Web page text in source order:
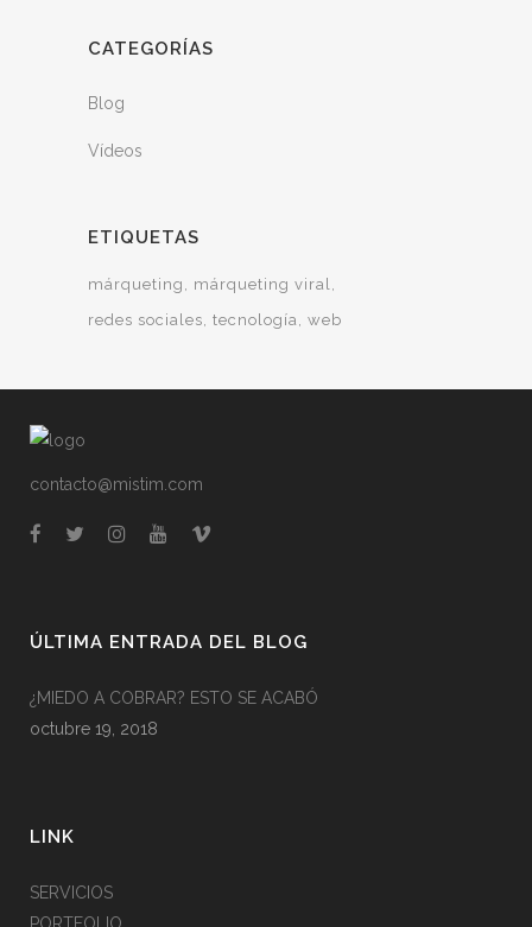
CATEGORÍAS
Blog
Vídeos
ETIQUETAS
márqueting
márqueting viral
redes sociales tecnología web
contacto@mistim.com
ÚLTIMA ENTRADA DEL BLOG
¿MIEDO A COBRAR? ESTO SE ACABÓ
octubre 19, 2018
LINK
SERVICIOS